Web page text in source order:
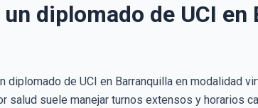
diplomado de UCI en
diplomado de UCI en Barranquilla en modalidad
salud suele manejar turnos extensos y horarios